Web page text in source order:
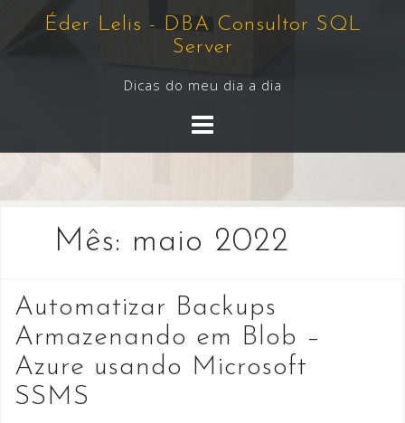
Éder Lelis - DBA Consultor SQL
Server
Dicas do meu dia a dia
Mês: maio 2022
Automatizar Backups
Armazenando em Blob –
Azure usando Microsoft
SSMS